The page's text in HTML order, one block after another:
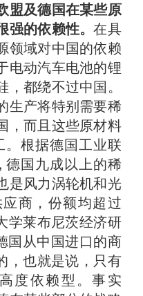
盟及德国在某些原
强的依赖性。在具
领域对中国的依赖
电动汽车电池的锂
都绕不过中国。
生产将特别需要稀
，而且这些原材料
。根据德国工业联
国九成以上的稀
是风力涡轮机和光
商，份额均超过
学莱布尼茨经济研
国从中国进口的商
，也就是说，只有
度依赖型。事实